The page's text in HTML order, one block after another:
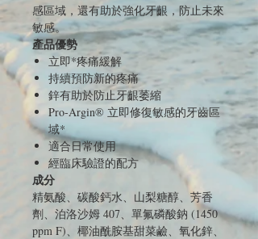
感區域，還有助於強化牙齦，防止未來
敏感。
產品優勢
立即*疼痛緩解
持續預防新的疼痛
鋅有助於防止牙齦萎縮
Pro-Argin® 立即修復敏感的牙齒區
域*
適合日常使用
經臨床驗證的配方
成分
精氨酸、碳酸鈣水、山梨糖醇、芳香
劑、泊洛沙姆 407、單氟磷酸鈉 (1450
ppm F)、椰油酰胺基甜菜鹼、氧化鋅、